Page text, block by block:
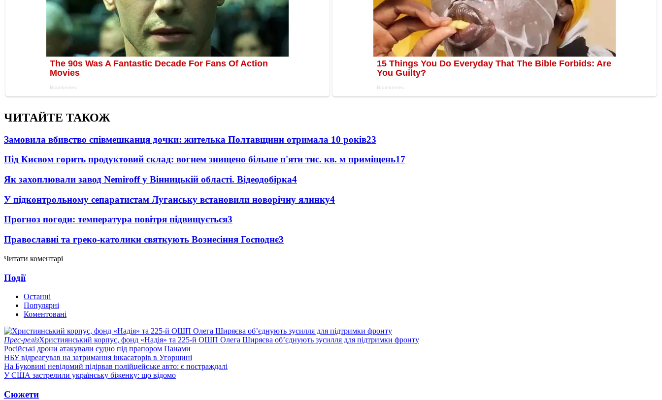
ЧИТАЙТЕ ТАКОЖ
Замовила вбивство співмешканця дочки: жителька Полтавщини отримала 10 років23
Під Києвом горить продуктовий склад: вогнем знищено більше п'яти тис. кв. м приміщень17
Як захоплювали завод Nemiroff у Вінницькій області. Відеодобірка4
У підконтрольному сепаратистам Луганську встановили новорічну ялинку4
Прогноз погоди: температура повітря підвищується3
Православні та греко-католики святкують Вознесіння Господнє3
Читати коментарі
Події
Останні
Популярні
Коментовані
Прес-релізХристиянський корпус, фонд «Надія» та 225-й ОШП Олега Ширяєва об’єднують зусилля для підтримки фронту
Російські дрони атакували судно під прапором Панами
НБУ відреагував на затримання інкасаторів в Угорщині
На Буковині невідомий підірвав полійцейське авто: є постраждалі
У США застрелили українську біженку: що відомо
Сюжети